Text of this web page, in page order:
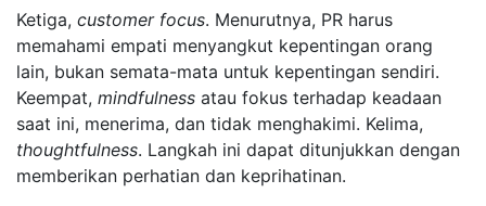
Ketiga, customer focus. Menurutnya, PR harus
memahami empati menyangkut kepentingan orang
lain, bukan semata-mata untuk kepentingan sendiri.
Keempat, mindfulness atau fokus terhadap keadaan
saat ini, menerima, dan tidak menghakimi. Kelima,
thoughtfulness. Langkah ini dapat ditunjukkan dengan
memberikan perhatian dan keprihatinan.